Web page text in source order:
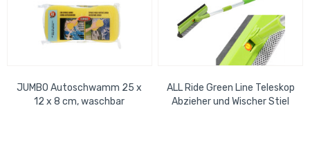
JUMBO Autoschwamm 25 x
12 x 8 cm, waschbar
ALL Ride Green Line Teleskop
Abzieher und Wischer Stiel